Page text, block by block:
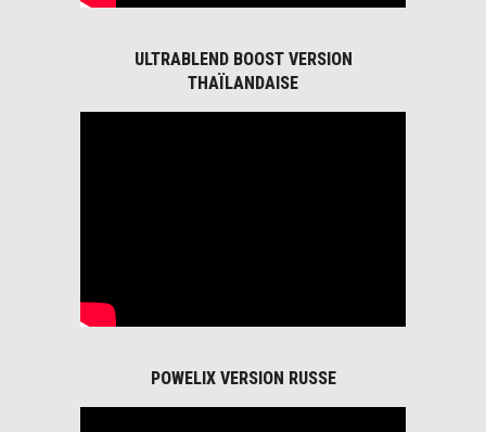
ULTRABLEND BOOST VERSION
THAÏLANDAISE
POWELIX VERSION RUSSE